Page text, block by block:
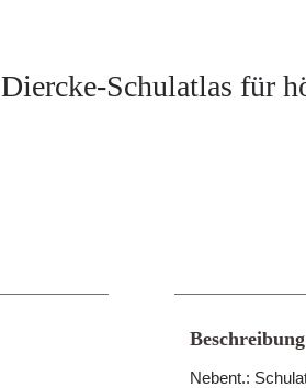
Diercke-Schulatlas für
Nebent.: